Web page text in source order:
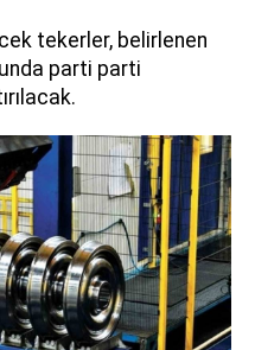
tekerler, belirlenen
parti parti